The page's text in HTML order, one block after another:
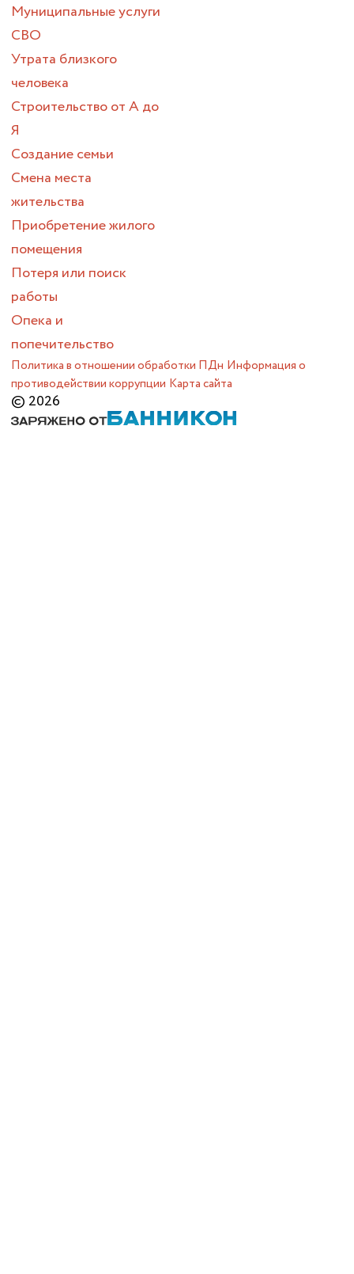
Муниципальные услуги
СВО
Утрата близкого
человека
Строительство от А до
Я
Создание семьи
Смена места
жительства
Приобретение жилого
помещения
Потеря или поиск
работы
Опека и
попечительство
Политика в отношении обработки ПДн Информация о
противодействии коррупции Карта сайта
© 2026